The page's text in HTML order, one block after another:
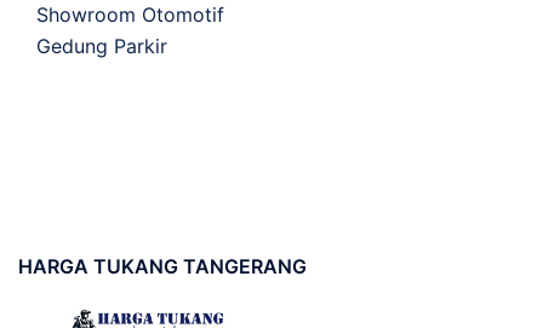
Showroom Otomotif
Gedung Parkir
HARGA TUKANG TANGERANG